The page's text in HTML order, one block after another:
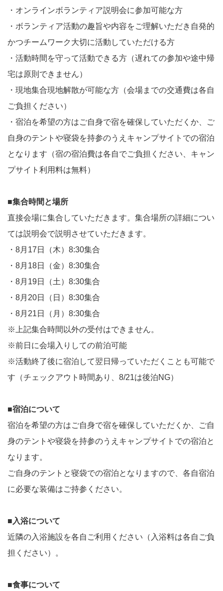
・オンラインボランティア説明会に参加可能な方
・ボランティア活動の趣旨や内容をご理解いただき自発的
かつチームワーク大切に活動していただける方
・活動時間を守って活動できる方（遅れての参加や途中帰
宅は原則できません）
・現地集合現地解散が可能な方（会場までの交通費は各自
ご負担ください）
・宿泊を希望の方はご自身で宿を確保していただくか、ご
自身のテントや寝袋を持参のうえキャンプサイトでの宿泊
となります（宿の宿泊費は各自でご負担ください、キャン
プサイト利用料は無料）
■集合時間と場所
直接会場に集合していただきます。集合場所の詳細につい
ては説明会で説明させていただきます。
・8月17日（木）8:30集合
・8月18日（金）8:30集合
・8月19日（土）8:30集合
・8月20日（日）8:30集合
・8月21日（月）8:30集合
※上記集合時間以外の受付はできません。
※前日に会場入りしての前泊可能
※活動終了後に宿泊して翌日帰っていただくことも可能で
す（チェックアウト時間あり、8/21は後泊NG）
■宿泊について
宿泊を希望の方はご自身で宿を確保していただくか、ご自
身のテントや寝袋を持参のうえキャンプサイトでの宿泊と
なります。
ご自身のテントと寝袋での宿泊となりますので、各自宿泊
に必要な装備はご持参ください。
■入浴について
近隣の入浴施設を各自ご利用ください（入浴料は各自ご負
担ください）。
■食事について